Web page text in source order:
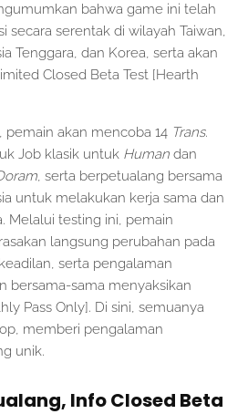
bahwa game ini telah
secara serentak di wilayah Taiwan,
Tenggara, dan Korea, serta akan
Closed Beta Test [Hearth
pemain akan mencoba 14 Trans.
Job klasik untuk Human dan
, serta berpetualang bersama
untuk melakukan kerja sama dan
Melalui testing ini, pemain
langsung perubahan pada
serta pengalaman
bersama-sama menyaksikan
Pass Only]. Di sini, semuanya
memberi pengalaman
unik.
Info Closed Beta